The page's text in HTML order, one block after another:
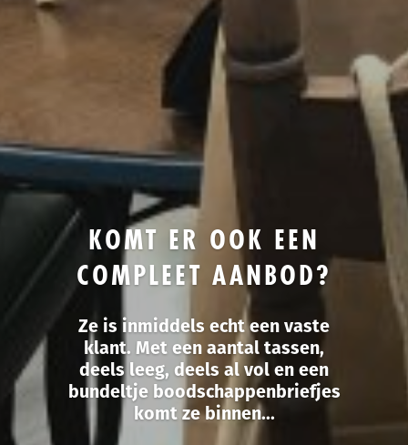
KOMT ER OOK EEN
COMPLEET AANBOD?
Ze is inmiddels echt een vaste
klant. Met een aantal tassen,
deels leeg, deels al vol en een
bundeltje boodschappenbriefjes
komt ze binnen...